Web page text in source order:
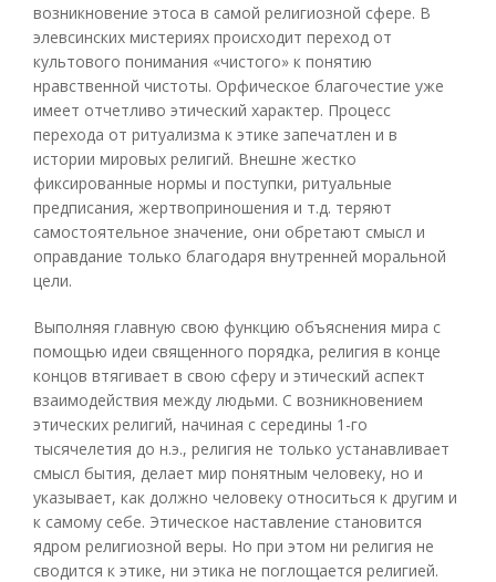
возникновение этоса в самой религиозной сфере. В
элевсинских мистериях происходит переход от
культового понимания «чистого» к понятию
нравственной чистоты. Орфическое благочестие уже
имеет отчетливо этический характер. Процесс
перехода от ритуализма к этике запечатлен и в
истории мировых религий. Внешне жестко
фиксированные нормы и поступки, ритуальные
предписания, жертвоприношения и т.д. теряют
самостоятельное значение, они обретают смысл и
оправдание только благодаря внутренней моральной
цели.
Выполняя главную свою функцию объяснения мира с
помощью идеи священного порядка, религия в конце
концов втягивает в свою сферу и этический аспект
взаимодействия между людьми. С возникновением
этических религий, начиная с середины 1-го
тысячелетия до н.э., религия не только устанавливает
смысл бытия, делает мир понятным человеку, но и
указывает, как должно человеку относиться к другим и
к самому себе. Этическое наставление становится
ядром религиозной веры. Но при этом ни религия не
сводится к этике, ни этика не поглощается религией.